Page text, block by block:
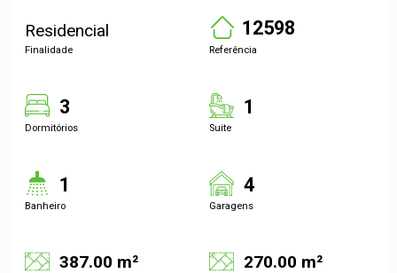
Residencial
Finalidade
12598
Referência
3
Dormitórios
1
Suite
1
Banheiro
4
Garagens
387.00 m² 270.00 m²